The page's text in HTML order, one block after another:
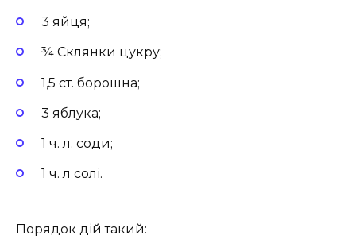
3 яйця;
¾ Склянки цукру;
1,5 ст. борошна;
3 яблука;
1 ч. л. соди;
1 ч. л солі.
Порядок дій такий: